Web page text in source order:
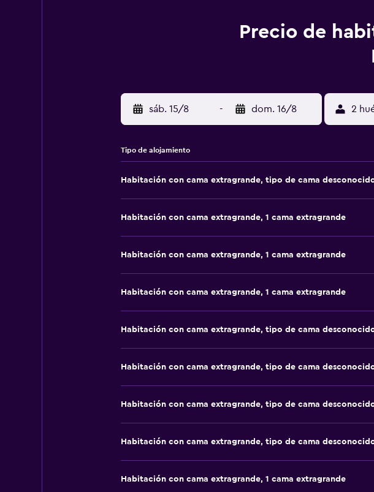
Precio de
sáb. 15/8 - dom. 16/8 2
Tipo de alojamiento
Habitación con cama extragrande, tipo de cama
Habitación con cama extragrande, 1 cama extragrande
Habitación con cama extragrande, 1 cama extragrande
Habitación con cama extragrande, 1 cama extragrande
Habitación con cama extragrande, tipo de cama
Habitación con cama extragrande, tipo de cama
Habitación con cama extragrande, tipo de cama
Habitación con cama extragrande, tipo de cama
Habitación con cama extragrande, 1 cama extragrande